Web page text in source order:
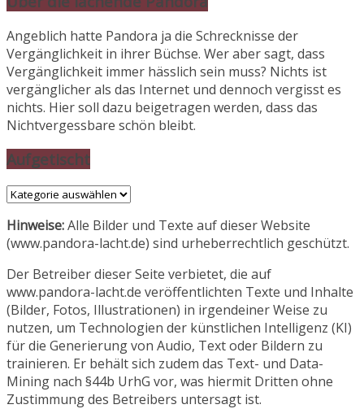
Angeblich hatte Pandora ja die Schrecknisse der
Vergänglichkeit in ihrer Büchse. Wer aber sagt, dass
Vergänglichkeit immer hässlich sein muss? Nichts ist
vergänglicher als das Internet und dennoch vergisst es
nichts. Hier soll dazu beigetragen werden, dass das
Nichtvergessbare schön bleibt.
Aufgetischt
Aufgetischt
Hinweise:Alle Bilder und Texte auf dieser Website
(www.pandora-lacht.de) sind urheberrechtlich geschützt.
Der Betreiber dieser Seite verbietet, die auf
www.pandora-lacht.de veröffentlichten Texte und Inhalte
(Bilder, Fotos, Illustrationen) in irgendeiner Weise zu
nutzen, um Technologien der künstlichen Intelligenz (KI)
für die Generierung von Audio, Text oder Bildern zu
trainieren. Er behält sich zudem das Text- und Data-
Mining nach §44b UrhG vor, was hiermit Dritten ohne
Zustimmung des Betreibers untersagt ist.